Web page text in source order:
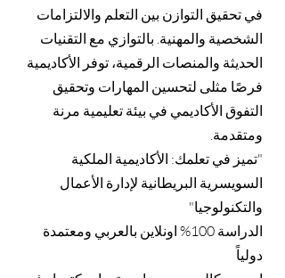
في تحقيق التوازن بين التعلم والالتزامات
الشخصية والمهنية. بالتوازي مع التقنيات
الحديثة والمنصات الرقمية، توفر الأكاديمية
فرصًا مثلى لتحسين المهارات وتحقيق
التفوق الأكاديمي في بيئة تعليمية مرنة
ومتقدمة.
"تميز في تعلمك: الأكاديمية الملكية
السويسرية البريطانية لإدارة الأعمال
والتكنولوجيا"
الدراسة 100% اونلاين بالعربي ومعتمدة
دولياً